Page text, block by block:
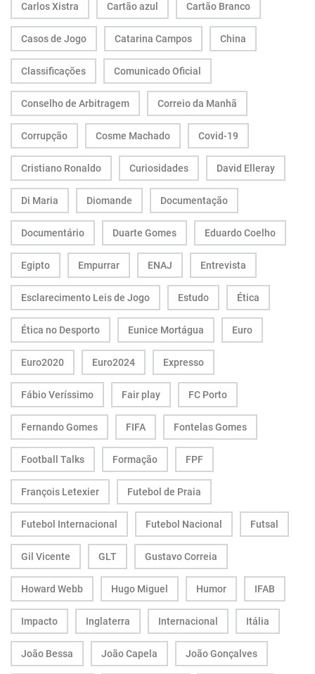
Carlos Xistra Cartão azul Cartão Branco
Casos de Jogo Catarina Campos China
Classificações Comunicado Oficial
Conselho de Arbitragem Correio da Manhã
Corrupção Cosme Machado Covid-19
Cristiano Ronaldo Curiosidades David Elleray
Di Maria Diomande Documentação
Documentário Duarte Gomes Eduardo Coelho
Egipto Empurrar ENAJ Entrevista
Esclarecimento Leis de Jogo Estudo Ética
Ética no Desporto Eunice Mortágua Euro
Euro2020 Euro2024 Expresso
Fábio Veríssimo Fair play FC Porto
Fernando Gomes FIFA Fontelas Gomes
Football Talks Formação FPF
François Letexier Futebol de Praia
Futebol Internacional Futebol Nacional Futsal
Gil Vicente GLT Gustavo Correia
Howard Webb Hugo Miguel Humor IFAB
Impacto Inglaterra Internacional Itália
João Bessa João Capela João Gonçalves